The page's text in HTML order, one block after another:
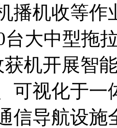
播机收等作
台大中型拖
获机开展智
可视化于一
信导航设施